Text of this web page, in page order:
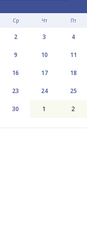
Ср Чт Пт
2 3 4
9 10 11
16 17 18
23 24 25
30 1 2